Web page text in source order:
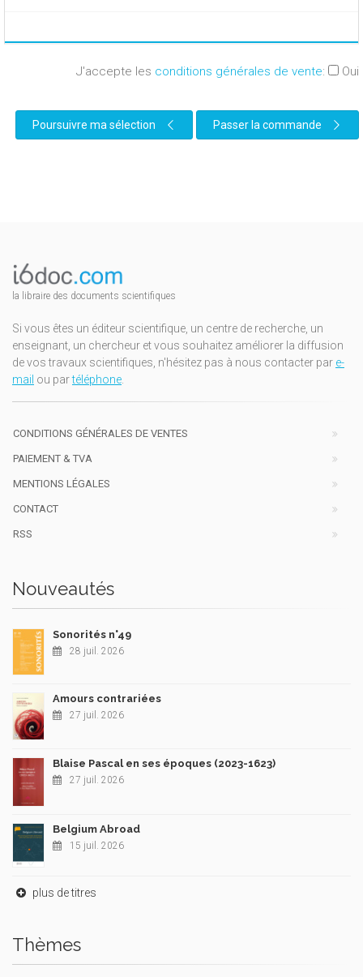
J'accepte les conditions générales de vente: Oui
Poursuivre ma sélection Passer la commande
la libraire des documents scientifiques
Si vous êtes un éditeur scientifique, un centre de recherche, un
enseignant, un chercheur et vous souhaitez améliorer la diffusion
de vos travaux scientifiques, n'hésitez pas à nous contacter par e-
mail ou partéléphone.
CONDITIONS GÉNÉRALES DE VENTES
PAIEMENT & TVA
MENTIONS LÉGALES
CONTACT
RSS
Nouveautés
Sonorités n°49
28 juil. 2026
Amours contrariées
27 juil. 2026
Blaise Pascal en ses époques (2023-1623)
27 juil. 2026
Belgium Abroad
15 juil. 2026
plus de titres
Thèmes